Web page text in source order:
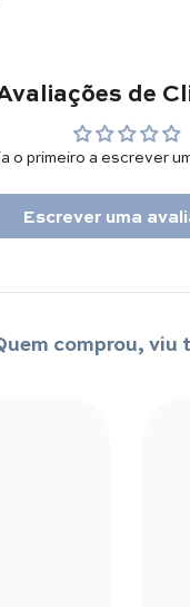
de
o primeiro a escrever
Escrever uma
comprou, viu